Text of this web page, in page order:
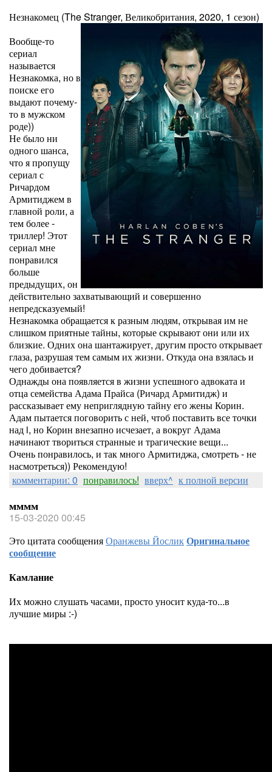
Незнакомец (The Stranger, Великобритания, 2020, 1 сезон)
Вообще-то
сериал
называется
Незнакомка, но в
поиске его
выдают почему-
то в мужском
роде))
Не было ни
одного шанса,
что я пропущу
сериал с
Ричардом
Армитиджем в
главной роли, а
тем более -
триллер! Этот
сериал мне
понравился
больше
предыдущих, он
действительно захватывающий и совершенно
непредсказуемый!
Незнакомка обращается к разным людям, открывая им не
слишком приятные тайны, которые скрывают они или их
близкие. Одних она шантажирует, другим просто открывает
глаза, разрушая тем самым их жизни. Откуда она взялась и
чего добивается?
Однажды она появляется в жизни успешного адвоката и
отца семейства Адама Прайса (Ричард Армитидж) и
рассказывает ему неприглядную тайну его жены Корин.
Адам пытается поговорить с ней, чтоб поставить все точки
над i, но Корин внезапно исчезает, а вокруг Адама
начинают твориться странные и трагические вещи...
Очень понравилось, и так много Армитиджа, смотреть - не
насмотреться)) Рекомендую!
комментарии: 0 понравилось! вверх^ к полной версии
мммм
15-03-2020 00:45
Это цитата сообщенияОранжевы ЙосликОригинальное
сообщение
Камлание
Их можно слушать часами, просто уносит куда-то...в
лучшие миры :-)